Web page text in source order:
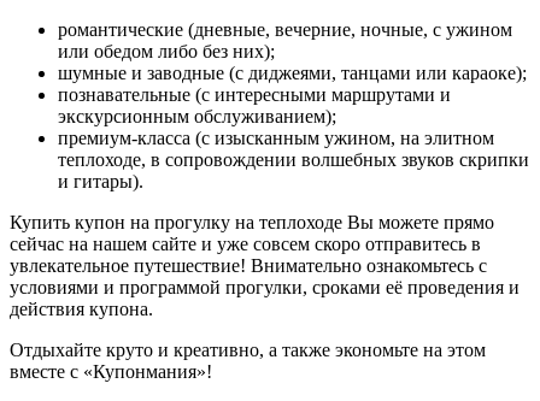
романтические (дневные, вечерние, ночные, с ужином
или обедом либо без них);
шумные и заводные (с диджеями, танцами или караоке);
познавательные (с интересными маршрутами и
экскурсионным обслуживанием);
премиум-класса (с изысканным ужином, на элитном
теплоходе, в сопровождении волшебных звуков скрипки
и гитары).
Купить купон на прогулку на теплоходе Вы можете прямо
сейчас на нашем сайте и уже совсем скоро отправитесь в
увлекательное путешествие! Внимательно ознакомьтесь с
условиями и программой прогулки, сроками её проведения и
действия купона.
Отдыхайте круто и креативно, а также экономьте на этом
вместе с «Купонмания»!